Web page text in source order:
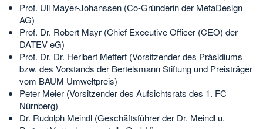
Prof. Uli Mayer-Johanssen (Co-Gründerin der MetaDesign
AG)
Prof. Dr. Robert Mayr (Chief Executive Officer (CEO) der
DATEV eG)
Prof. Dr. Dr. Heribert Meffert (Vorsitzender des Präsidiums
bzw. des Vorstands der Bertelsmann Stiftung und Preisträger
vom BAUM Umweltpreis)
Peter Meier (Vorsitzender des Aufsichtsrats des 1. FC
Nürnberg)
Dr. Rudolph Meindl (Geschäftsführer der Dr. Meindl u.